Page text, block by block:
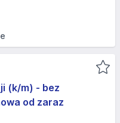
(k/m) - bez
od zaraz